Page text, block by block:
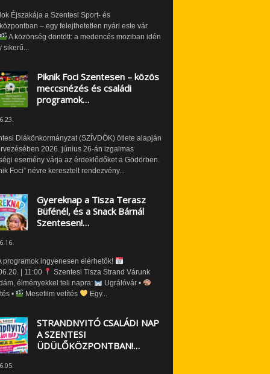
Éjszakája a Szentesi Sport- és
– egy felejthetetlen nyári este vár
A közönség döntött: a medencés moziban idén
sikerű...
Piknik Foci Szentesen – közös
meccsnézés és családi
programok…
Diákönkormányzat (SZÍVDÖK) ötlete alapján
2026. június 26-án izgalmas
esemény várja az érdeklődőket a Gödörben.
Foci” névre keresztelt rendezvény...
Gyereknap a Tisza Terasz
Büfénél, és a Snack Bárnál
Szentesen!…
programok ingyenesen elérhetők!
| 11:00
Szentesi Tisza Strand Várunk
élményekkel teli napra:
Ugrálóvár •
•
Mesefilm vetítés Egy...
STRANDNYITÓ CSALÁDI NAP
A SZENTESI
ÜDÜLŐKÖZPONTBAN!…